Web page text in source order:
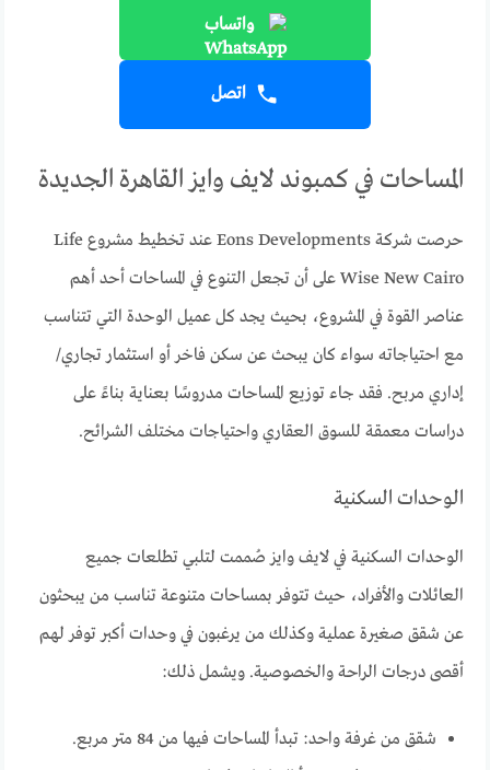
واتساب
اتصل
المساحات في كمبوند لايف وايز القاهرة الجديدة
حرصت شركة Eons Developments عند تخطيط مشروع Life
Wise New Cairo على أن تجعل التنوع في المساحات أحد أهم
عناصر القوة في المشروع، بحيث يجد كل عميل الوحدة التي تتناسب
مع احتياجاته سواء كان يبحث عن سكن فاخر أو استثمار تجاري/
إداري مربح. فقد جاء توزيع المساحات مدروسًا بعناية بناءً على
دراسات معمقة للسوق العقاري واحتياجات مختلف الشرائح.
الوحدات السكنية
الوحدات السكنية في لايف وايز صُممت لتلبي تطلعات جميع
العائلات والأفراد، حيث تتوفر بمساحات متنوعة تناسب من يبحثون
عن شقق صغيرة عملية وكذلك من يرغبون في وحدات أكبر توفر لهم
أقصى درجات الراحة والخصوصية. ويشمل ذلك:
شقق من غرفة واحد: تبدأ المساحات فيها من 84 متر مربع.